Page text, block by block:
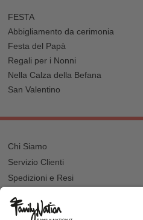
FESTA
Abbigliamento da cerimonia
Festa del Papà
Regali per i Nonni
Nella Calza della Befana
San Valentino
Chi Siamo
Servizio Clienti
Spedizioni e Resi
Recupero password?